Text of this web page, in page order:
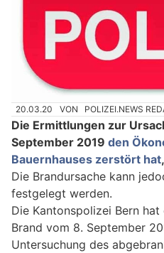
20.03.20 VON POLIZEI.NEWS
Die Ermittlungen zur
September 2019 den
Bauernhauses zerstört hat
Die Brandursache kann
festgelegt werden.
Die Kantonspolizei Bern
Brand vom 8. September
Untersuchung des